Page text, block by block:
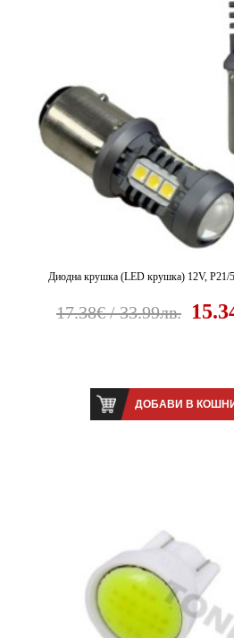
Диодна крушка (LED крушка) 12V, P21/
17.38€ / 33.99лв.
ДОБАВИ В